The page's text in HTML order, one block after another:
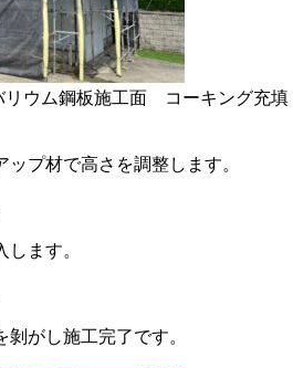
リウム鋼板施工面 コーキング充填
プ材で高さを調整します。
ます。
がし施工完了です。